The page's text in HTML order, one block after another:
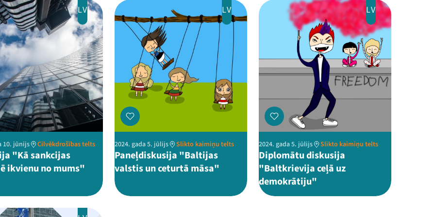
LV
10. jūnijs Cilvēkdrošības telts
"Kā sankcijas
ikvienu no mums"
LV
2024. gada 5. jūlijs Slikto kaimiņu telts
Paneļdiskusija "Baltijas
valstis un ceturtā māsa"
LV
2024. gada 5. jūlijs Slikto kaimiņu telts
Diplomātu diskusija
"Baltkrievija ceļā uz
demokrātiju"